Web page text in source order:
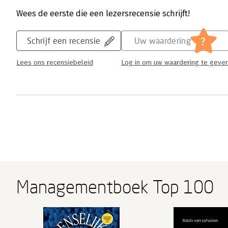
Wees de eerste die een lezersrecensie schrijft!
Schrijf een recensie
Lees ons recensiebeleid
Uw waardering ?
Log in om uw waardering te
Managementboek Top 100